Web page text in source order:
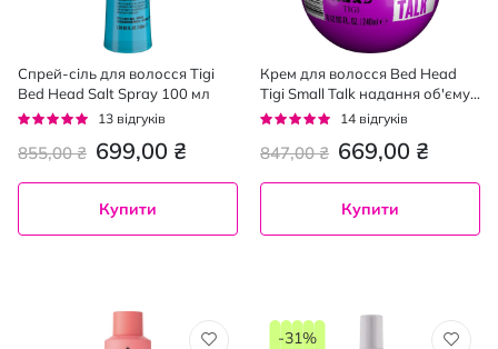
Спрей-сіль для волосся Tigi
Bed Head Salt Spray 100 мл
Рейтинг:
13 відгуків
699,00 ₴
855,00 ₴
Купити
Крем для волосся Bed Head
Tigi Small Talk надання об'єму
240 мл
Рейтинг:
14 відгуків
669,00 ₴
847,00 ₴
Купити
-31%